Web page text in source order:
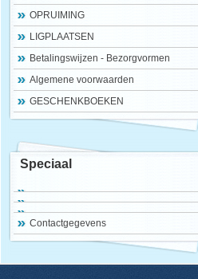
OPRUIMING
LIGPLAATSEN
Betalingswijzen - Bezorgvormen
Algemene voorwaarden
GESCHENKBOEKEN
Speciaal
Contactgegevens